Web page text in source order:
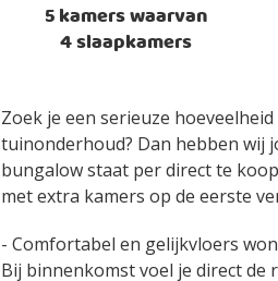
5 kamers waarvan
4 slaapkamers
Zoek je een serieuze
tuinonderhoud? Dan hebben wij
bungalow staat per direct te
met extra kamers op de eerste
- Comfortabel en gelijkvloers
Bij binnenkomst voel je direct de